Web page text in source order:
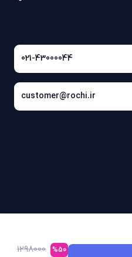
%50
1298000
021-43000044
customer@rochi.ir